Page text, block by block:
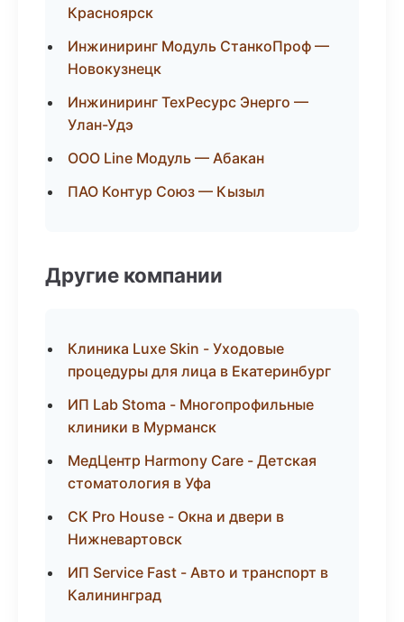
Красноярск
Инжиниринг Модуль СтанкоПроф —
Новокузнецк
Инжиниринг ТехРесурс Энерго —
Улан-Удэ
ООО Line Модуль — Абакан
ПАО Контур Союз — Кызыл
Другие компании
Клиника Luxe Skin - Уходовые
процедуры для лица в Екатеринбург
ИП Lab Stoma - Многопрофильные
клиники в Мурманск
МедЦентр Harmony Care - Детская
стоматология в Уфа
СК Pro House - Окна и двери в
Нижневартовск
ИП Service Fast - Авто и транспорт в
Калининград